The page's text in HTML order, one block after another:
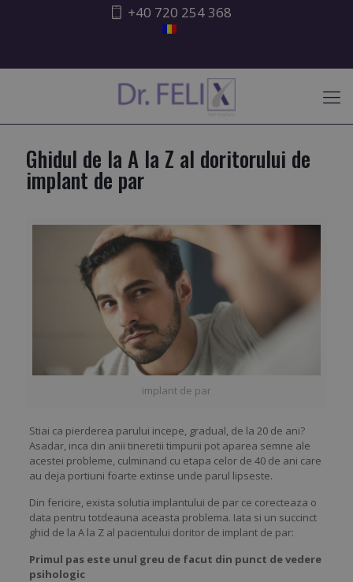
+40 720 254 368
Ghidul de la A la Z al doritorului de
implant de par
implant de par
Stiai ca pierderea parului incepe, gradual, de la 20 de ani?
Asadar, inca din anii tineretii timpurii pot aparea semne ale
acestei probleme, culminand cu etapa celor de 40 de ani care
au deja portiuni foarte extinse unde parul lipseste.
Din fericire, exista solutia implantului de par ce corecteaza o
data pentru totdeauna aceasta problema. Iata si un succinct
ghid de la A la Z al pacientului doritor de implant de par:
Primul pas este unul greu de facut din punct de vedere
psihologic